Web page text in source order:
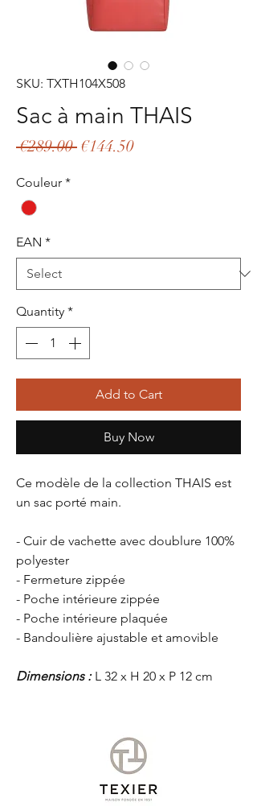
SKU: TXTH104X508
Sac à main THAIS
€289.00 Regular
€144.50Sale
Couleur *
EAN *
Quantity *
Add to Cart
Buy Now
Ce modèle de la collection THAIS est
un sac porté main.
- Cuir de vachette avec doublure 100%
polyester
- Fermeture zippée
- Poche intérieure zippée
- Poche intérieure plaquée
- Bandoulière ajustable et amovible
Dimensions :L 32 x H 20 x P 12 cm